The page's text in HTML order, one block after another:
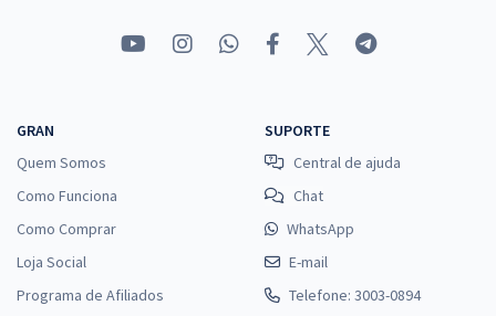
GRAN
Quem Somos
Como Funciona
Como Comprar
Loja Social
Programa de Afiliados
SUPORTE
Central de ajuda
Chat
WhatsApp
E-mail
Telefone: 3003-0894